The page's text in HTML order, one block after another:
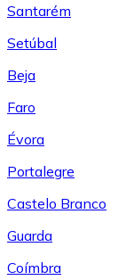
Santarém
Setúbal
Beja
Faro
Évora
Portalegre
Castelo Branco
Guarda
Coímbra